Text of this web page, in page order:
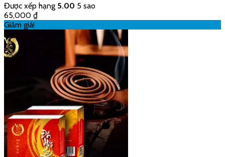
Được xếp hạng 5.00 5 sao
65,000 ₫
Giảm giá!